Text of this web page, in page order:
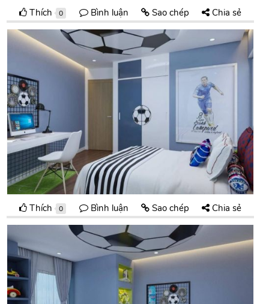
Thích 0 Bình luận Sao chép Chia sẻ
Thích 0 Bình luận Sao chép Chia sẻ